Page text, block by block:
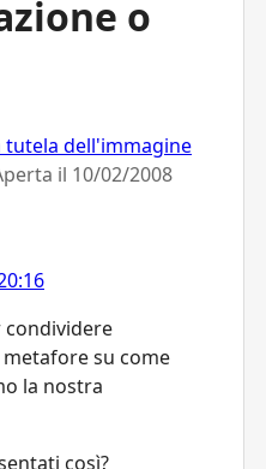
o
tutela dell'immagine
il 10/02/2008
su come
la nostra
così?